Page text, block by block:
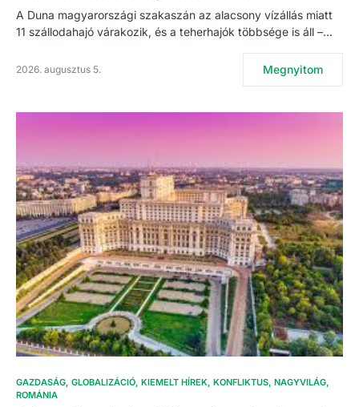
A Duna magyarországi szakaszán az alacsony vízállás miatt
11 szállodahajó várakozik, és a teherhajók többsége is áll –…
2026. augusztus 5. Megnyitom
GAZDASÁG GLOBALIZÁCIÓ KIEMELT HÍREK KONFLIKTUS NAGYVILÁG
ROMÁNIA